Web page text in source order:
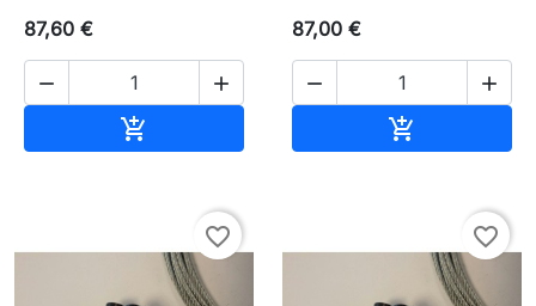
87,60 €
 

87,00 €
 

favorite_border favorite_border